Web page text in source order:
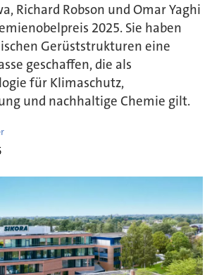
Richard Robson und Omar Yaghi
2025. Sie haben
Gerüststrukturen eine
geschaffen, die als
für Klimaschutz,
und nachhaltige Chemie gilt.